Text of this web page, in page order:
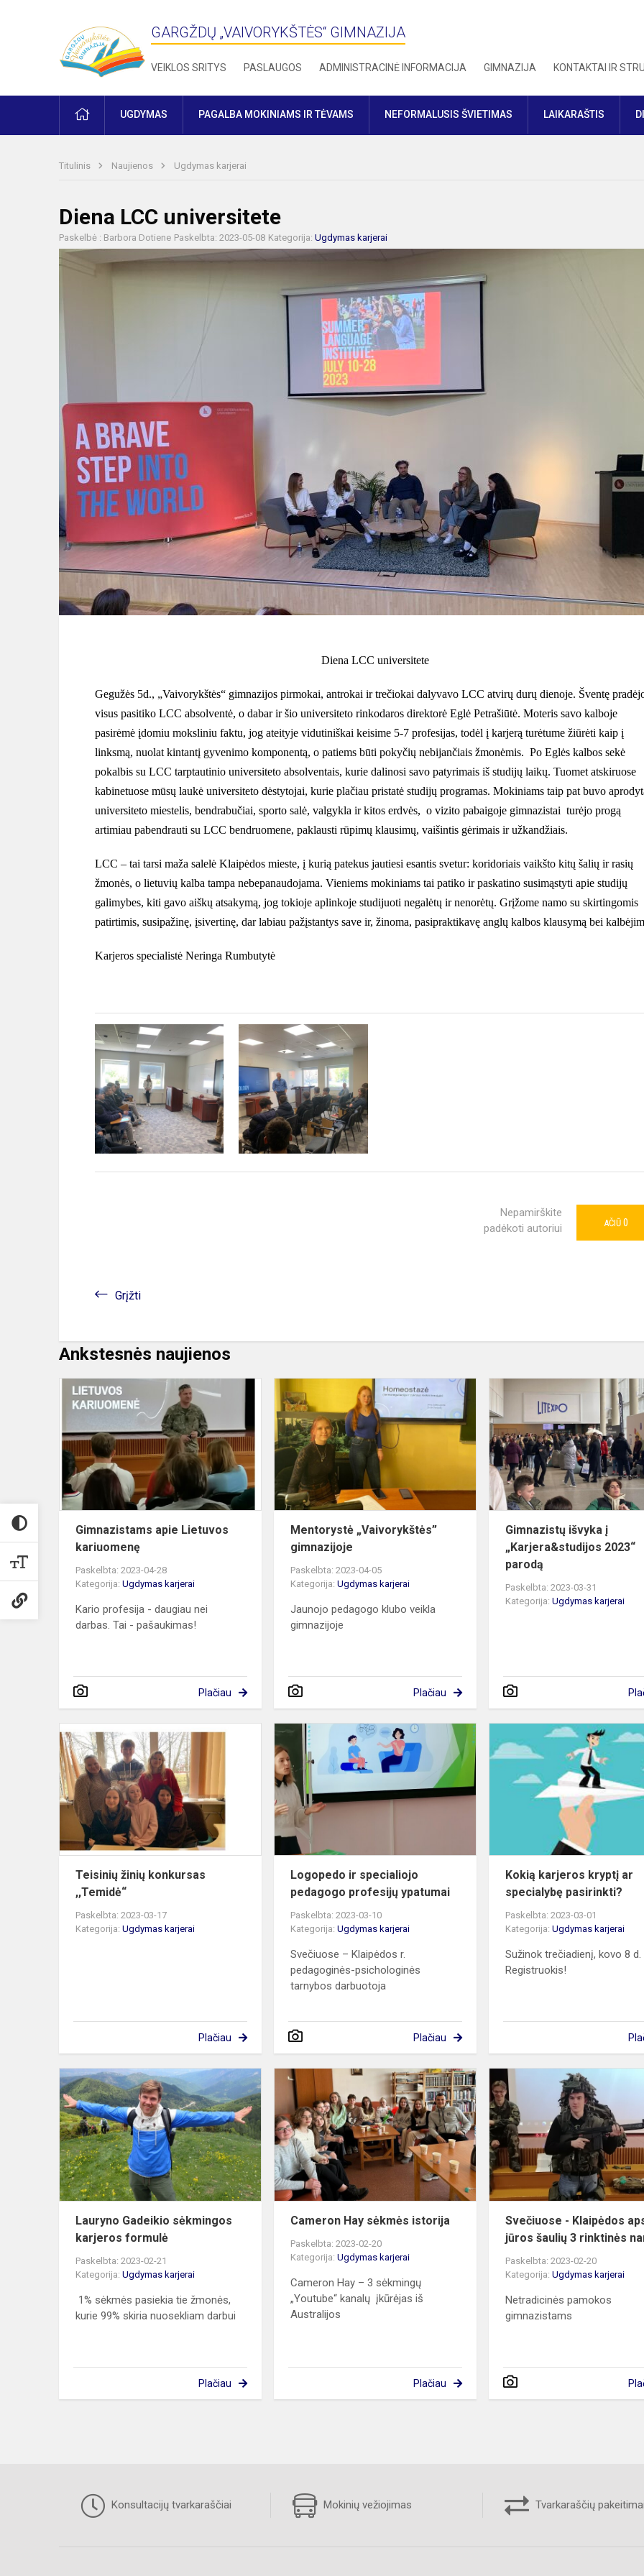
GARGŽDŲ „VAIVORYKŠTĖS“ GIMNAZIJA
VEIKLOS SRITYS PASLAUGOS ADMINISTRACINĖ INFORMACIJA GIMNAZIJA KONTAKTAI IR
PRADŽIAUGDYMAS PAGALBA MOKINIAMS IR TĖVAMS NEFORMALUSIS ŠVIETIMAS LAIKARAŠTIS
Titulinis Naujienos Ugdymas karjerai
Diena LCC universitete
Paskelbė : Barbora Dotiene Paskelbta: 2023-05-08 Kategorija: Ugdymas karjerai
Diena LCC universitete
Gegužės 5d., „Vaivorykštės“ gimnazijos pirmokai, antrokai ir trečiokai dalyvavo LCC atvirų durų dienoje. Šventę
visus pasitiko LCC absolventė, o dabar ir šio universiteto rinkodaros direktorė Eglė Petrašiūtė. Moteris savo kalboje
pasirėmė įdomiu moksliniu faktu, jog ateityje vidutiniškai keisime 5-7 profesijas, todėl į karjerą turėtume žiūrėti kaip į
linksmą, nuolat kintantį gyvenimo komponentą, o patiems būti pokyčių nebijančiais žmonėmis. Po Eglės kalbos sekė
pokalbis su LCC tarptautinio universiteto absolventais, kurie dalinosi savo patyrimais iš studijų laikų. Tuomet atskiruose
kabinetuose mūsų laukė universiteto dėstytojai, kurie plačiau pristatė studijų programas. Mokiniams taip pat buvo
universiteto miestelis, bendrabučiai, sporto salė, valgykla ir kitos erdvės, o vizito pabaigoje gimnazistai turėjo progą
artimiau pabendrauti su LCC bendruomene, paklausti rūpimų klausimų, vaišintis gėrimais ir užkandžiais.
LCC – tai tarsi maža salelė Klaipėdos mieste, į kurią patekus jautiesi esantis svetur: koridoriais vaikšto kitų šalių ir rasių
žmonės, o lietuvių kalba tampa nebepanaudojama. Vieniems mokiniams tai patiko ir paskatino susimąstyti apie studijų
galimybes, kiti gavo aiškų atsakymą, jog tokioje aplinkoje studijuoti negalėtų ir nenorėtų. Grįžome namo su skirtingomis
patirtimis, susipažinę, įsivertinę, dar labiau pažįstantys save ir, žinoma, pasipraktikavę anglų kalbos klausymą bei
Karjeros specialistė Neringa Rumbutytė
Nepamirškite
padėkoti autoriui
AČIŪ 0
Grįžti
Ankstesnės naujienos
Lietuvos
kariuomenę
Gimnazistams apie Lietuvos
kariuomenę
Paskelbta: 2023-04-28
Kategorija: Ugdymas karjerai
Kario profesija - daugiau nei
darbas. Tai - pašaukimas!
Plačiau
Mentorystė
„Vaivorykštės”
gimnazijoje
Mentorystė „Vaivorykštės”
gimnazijoje
Paskelbta: 2023-04-05
Kategorija:Ugdymas karjerai
Jaunojo pedagogo klubo veikla
gimnazijoje
Plačiau
Gimnazistų išvyka į
„Karjera&studijos 2023“
parodą
Paskelbta: 2023-03-31
Kategorija:Ugdymas karjerai
Teisinių
žinių
konkursas
,,Temidė“
Teisinių žinių konkursas
,,Temidė“
Paskelbta: 2023-03-17
Kategorija: Ugdymas karjerai
Plačiau
Logopedo
ir
pedagogo
profesijų
Logopedo ir specialiojo
pedagogo profesijų ypatumai
Paskelbta: 2023-03-10
Kategorija:Ugdymas karjerai
Svečiuose – Klaipėdos r.
pedagoginės-psichologinės
tarnybos darbuotoja
Plačiau
Kokią karjeros kryptį ar
specialybę pasirinkti?
Paskelbta: 2023-03-01
Kategorija:Ugdymas karjerai
Sužinok trečiadienį, kovo 8 d.
Registruokis!
Lauryno
Gadeikio
sėkmingos
karjeros
formulė
Lauryno Gadeikio sėkmingos
karjeros formulė
Paskelbta: 2023-02-21
Kategorija: Ugdymas karjerai
1% sėkmės pasiekia tie žmonės,
kurie 99% skiria nuosekliam darbui
Plačiau
Cameron
Hay
sėkmės
istorija
Cameron Hay sėkmės istorija
Paskelbta: 2023-02-20
Kategorija:Ugdymas karjerai
Cameron Hay – 3 sėkmingų
„Youtube“ kanalų įkūrėjas iš
Australijos
Plačiau
Svečiuose - Klaipėdos
jūros šaulių 3 rinktinės
Paskelbta: 2023-02-20
Kategorija:Ugdymas karjerai
Netradicinės pamokos
gimnazistams
Konsultacijų tvarkaraščiai Mokinių vežiojimas Tvarkaraščių pakeitimai